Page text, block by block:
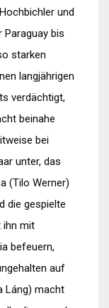
und
Paraguay bis
starken
langjährigen
verdächtigt,
beinahe
bei
unter, das
(Tilo Werner)
die gespielte
ihn mit
befeuern,
auf
Láng) macht